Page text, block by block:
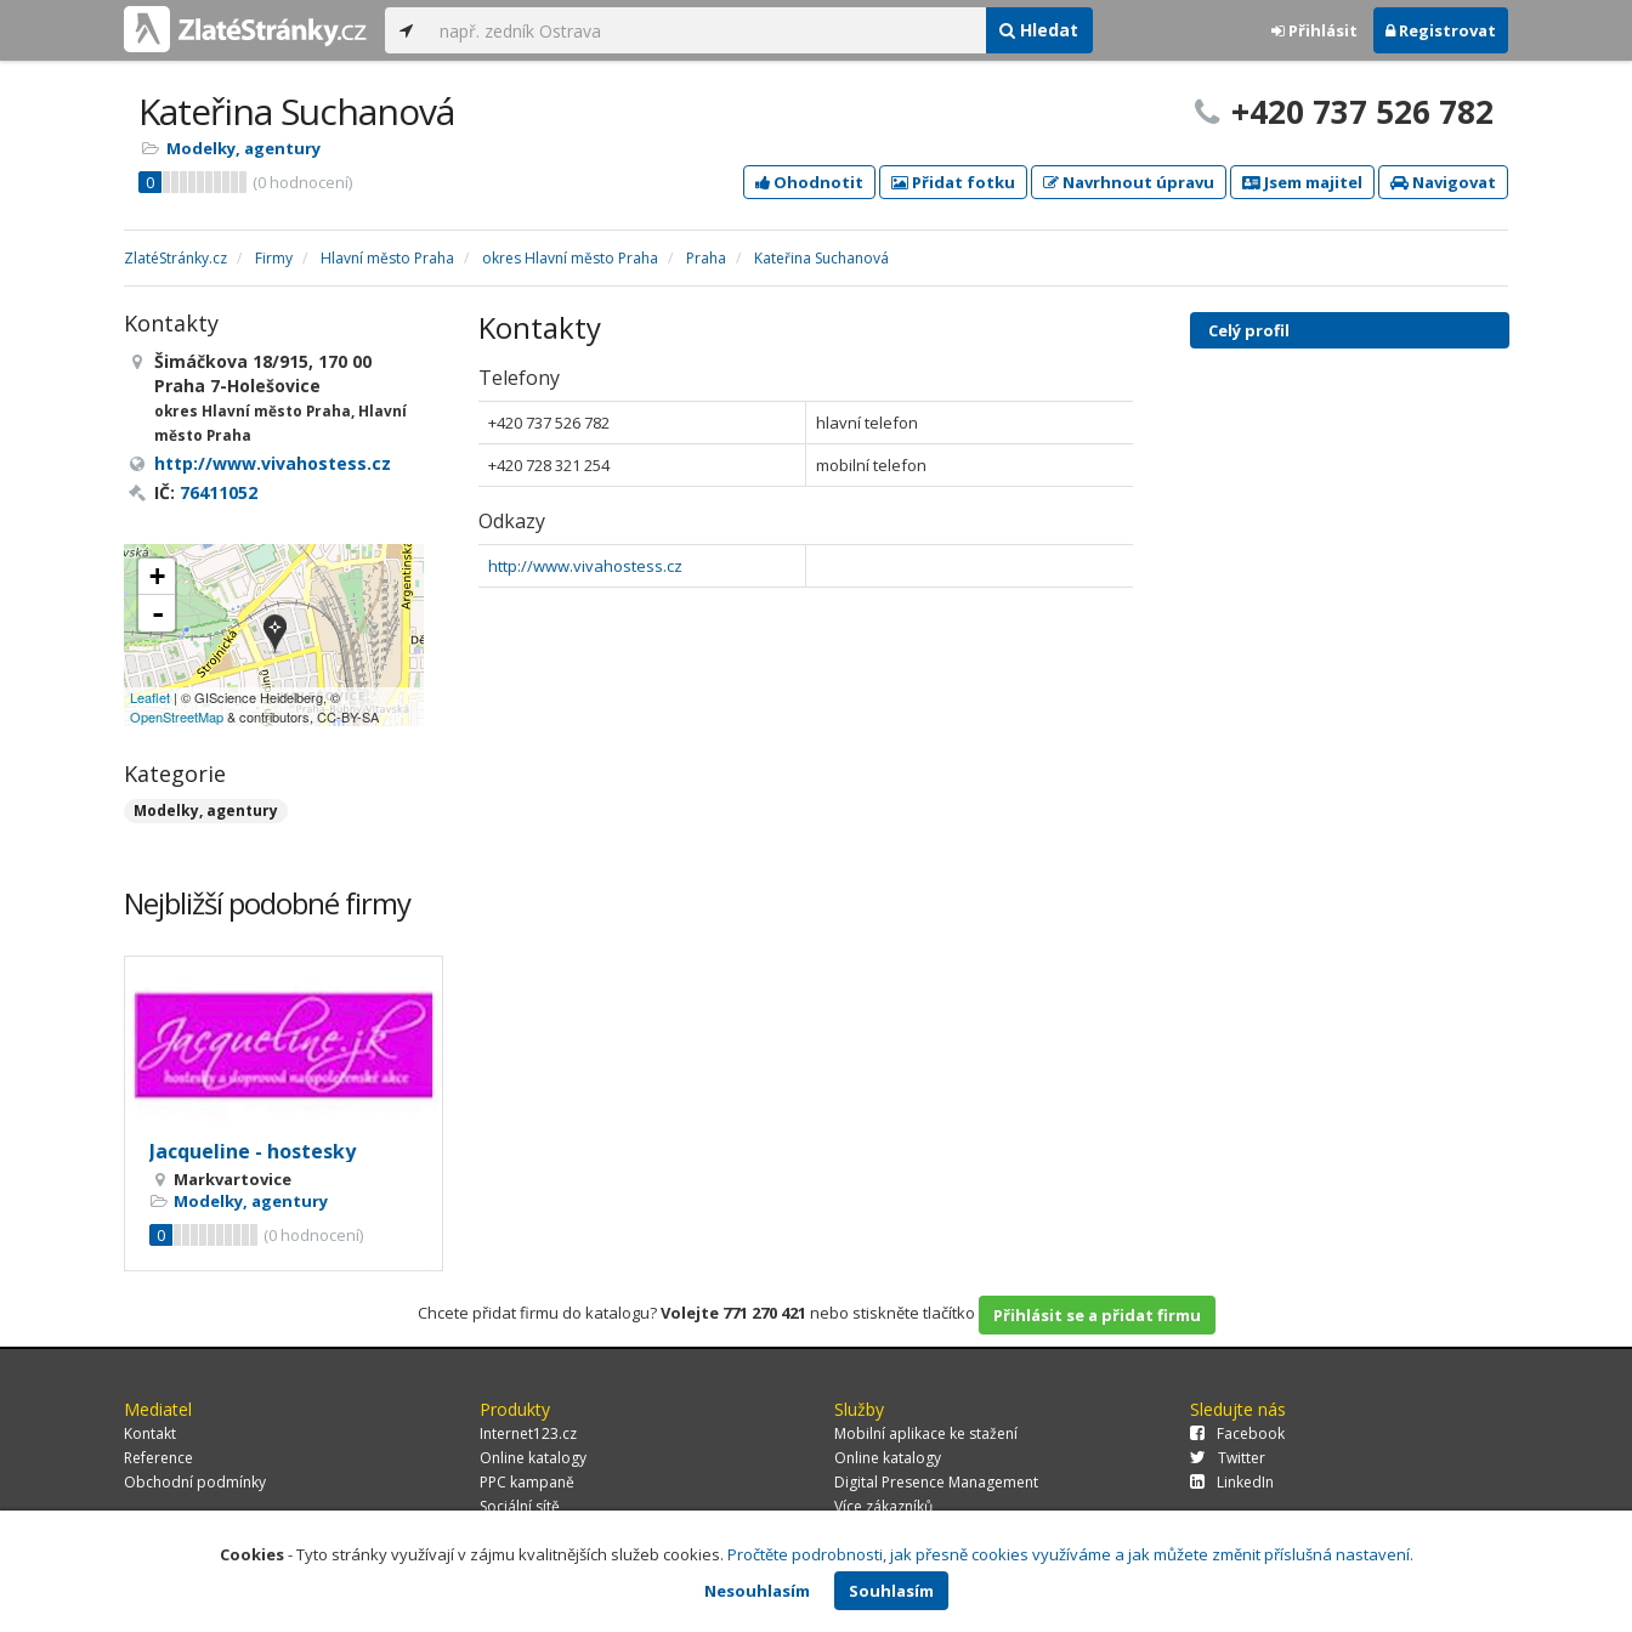
Hledat Přihlásit Registrovat
Kateřina Suchanová
Modelky, agentury
0
(0 hodnocení)
+420 737 526 782
Ohodnotit Přidat fotku Navrhnout úpravu Jsem majitel Navigovat
ZlatéStránky.cz Firmy Hlavní město Praha okres Hlavní město Praha Praha Kateřina Suchanová
Kontakty
Telefony
+420 737 526 782
hlavní telefon
+420 728 321 254
mobilní telefon
Odkazy
http://www.vivahostess.cz
Kontakty
Šimáčkova 18/915, 170 00
Praha 7-Holešovice
okres Hlavní město Praha, Hlavní
město Praha
http://www.vivahostess.cz
IČ: 76411052
+
-
Leaflet| © GIScience Heidelberg, ©
OpenStreetMap& contributors, CC-BY-SA
Kategorie
Modelky, agentury
Celý profil
Nejbližší podobné firmy
Jacqueline - hostesky
Markvartovice
Modelky, agentury
0
(0 hodnocení)
Chcete přidat firmu do katalogu?Volejte 771 270 421 nebo stiskněte tlačítko Přihlásit se a přidat firmu
Mediatel
Kontakt
Reference
Obchodní podmínky
Produkty
Internet123.cz
Online katalogy
PPC kampaně
Sociální sítě
Služby
Mobilní aplikace ke stažení
Online katalogy
Digital Presence Management
Více zákazníků
Sledujte nás
Facebook
Twitter
LinkedIn
Za Potokem 46/4, 106 00 Praha 10, tel.: +420 771 270 421, verze 1.29.0.143,
Cookies- Tyto stránky využívají v zájmu kvalitnějších služeb cookies. Pročtěte podrobnosti, jak přesně cookies využíváme a jak můžete změnit příslušná nastavení.
Nesouhlasím
Souhlasím